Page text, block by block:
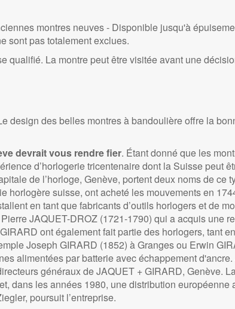
montres neuves - Disponible jusqu'à
sont pas totalement exclues.
qualifié. La montre peut être visitée avant une
design des belles montres à bandoulière offre la
devrait vous rendre fier. Étant donné que les
d’horlogerie tricentenaire dont la Suisse peut
de l’horloge, Genève, portent deux noms de ce
horlogère suisse, ont acheté les mouvements en
en tant que fabricants d’outils horlogers et de
JAQUET-DROZ (1721-1790) qui a acquis une
ont également fait partie des horlogers, tant
Joseph GIRARD (1852) à Granges ou Erwin
alimentées par batterie avec échappement
généraux de JAQUET + GIRARD, Genève.
dans les années 1980, une distribution européenne
poursuit l’entreprise.